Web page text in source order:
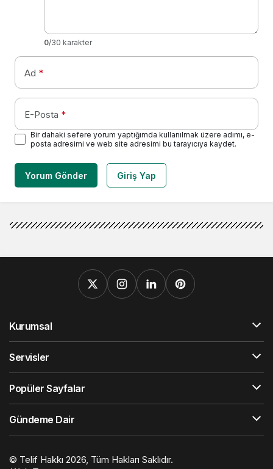
0/30 karakter
Ad *
E-Posta *
Bir dahaki sefere yorum yaptığımda kullanılmak üzere adımı, e-
posta adresimi ve web site adresimi bu tarayıcıya kaydet.
Yorum Gönder Giriş Yap
Kurumsal
Servisler
Popüler Sayfalar
Gündeme Dair
© Telif Hakkı 2026, Tüm Hakları Saklıdır.